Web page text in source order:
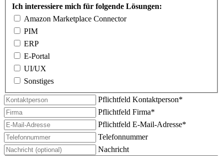
Ich interessiere mich für folgende Lösungen:
Amazon Marketplace Connector
PIM
ERP
E-Portal
UI/UX
Sonstiges
Pflichtfeld Kontaktperson*
Pflichtfeld Firma*
Pflichtfeld E-Mail-Adresse*
Telefonnummer
Nachricht